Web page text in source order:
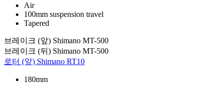
Air
100mm suspension travel
Tapered
브레이크 (앞) Shimano MT-500
브레이크 (뒤) Shimano MT-500
로터 (앞) Shimano RT10
180mm